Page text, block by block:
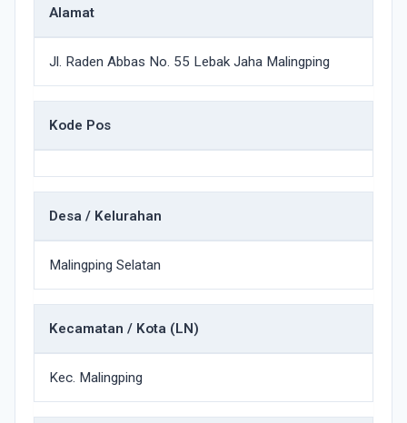
Alamat
Jl. Raden Abbas No. 55 Lebak Jaha Malingping
Kode Pos
Desa / Kelurahan
Malingping Selatan
Kecamatan / Kota (LN)
Kec. Malingping